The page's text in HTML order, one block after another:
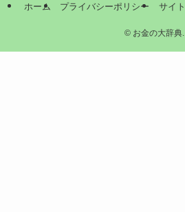
ホーム プライバシーポリシー サイ
©お金の大辞典.